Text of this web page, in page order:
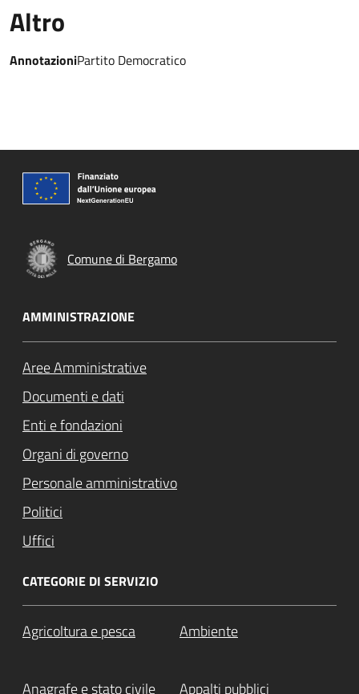
Altro
AnnotazioniPartito Democratico
Comune di Bergamo
AMMINISTRAZIONE
Aree Amministrative
Documenti e dati
Enti e fondazioni
Organi di governo
Personale amministrativo
Politici
Uffici
CATEGORIE DI SERVIZIO
Agricoltura e pesca Ambiente
Anagrafe e stato civile Appalti pubblici